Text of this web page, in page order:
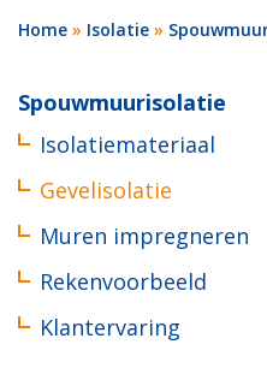
Home » Isolatie »
Spouwmuurisolatie
Isolatiemateriaal
Gevelisolatie
Muren impregneren
Rekenvoorbeeld
Klantervaring